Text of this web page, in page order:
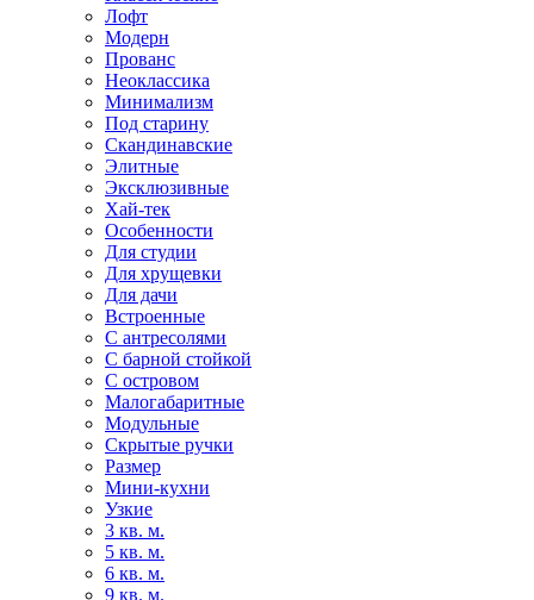
Лофт
Модерн
Прованс
Неоклассика
Минимализм
Под старину
Скандинавские
Элитные
Эксклюзивные
Хай-тек
Особенности
Для студии
Для хрущевки
Для дачи
Встроенные
С антресолями
С барной стойкой
С островом
Малогабаритные
Модульные
Скрытые ручки
Размер
Мини-кухни
Узкие
3 кв. м.
5 кв. м.
6 кв. м.
9 кв. м.